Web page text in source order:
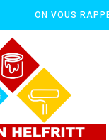
ON VOUS